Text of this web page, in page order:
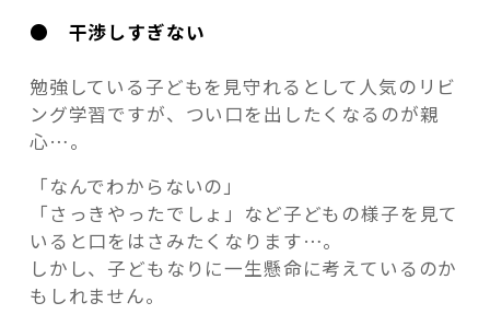
● 干渉しすぎない
勉強している子どもを見守れるとして人気のリビ
ング学習ですが、つい口を出したくなるのが親
心…。
「なんでわからないの」
「さっきやったでしょ」など子どもの様子を見て
いると口をはさみたくなります…。
しかし、子どもなりに一生懸命に考えているのか
もしれません。